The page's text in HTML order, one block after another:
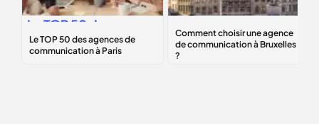
Le TOP 50 des
agences de
communication à
une agence de
communication à